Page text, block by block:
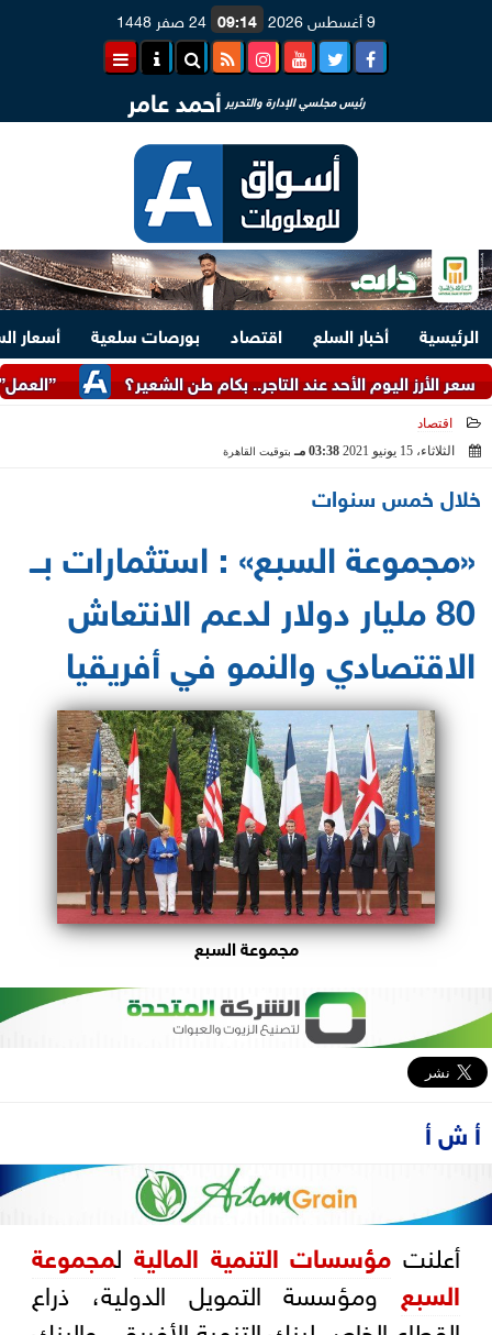
9 أغسطس 2026 09:14 24 صفر 1448
رئيس مجلسي الإدارة والتحرير أحمد عامر
الرئيسية أخبار السلع اقتصاد بورصات سلعية
أسعار
”العمل”: توفير 3070 فرصة عمل بمجموعة طلعت مصطفى
اليوم الأحد عند التاجر.. بكام طن الشعير؟
اقتصاد
الثلاثاء، 15 يونيو 2021
03:38 مـ بتوقيت القاهرة
خلال خمس سنوات
«مجموعة السبع» : استثمارات بــ
80 مليار دولار لدعم الانتعاش
الاقتصادي والنمو في أفريقيا
مجموعة السبع
أ ش أ
أعلنت مؤسسات التنمية المالية لمجموعة
السبعومؤسسة التمويل الدولية، ذراع